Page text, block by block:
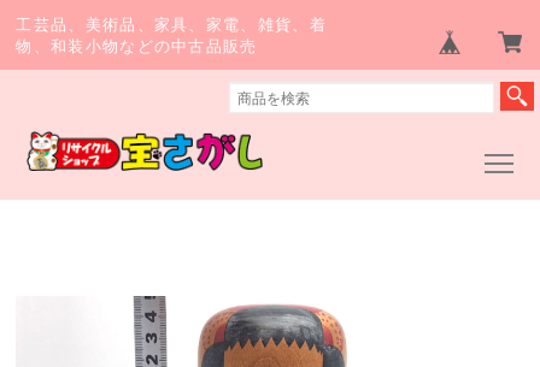
工芸品、美術品、家具、家電、雑貨、着
物、和装小物などの中古品販売